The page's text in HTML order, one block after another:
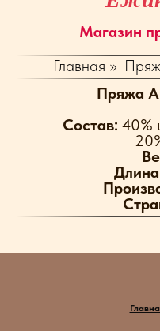
Магазин
Главная »
Пряжа
Cостав: 40%